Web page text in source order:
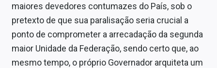
maiores devedores contumazes do País, sob o
pretexto de que sua paralisação seria crucial a
ponto de comprometer a arrecadação da segunda
maior Unidade da Federação, sendo certo que, ao
mesmo tempo, o próprio Governador arquiteta um